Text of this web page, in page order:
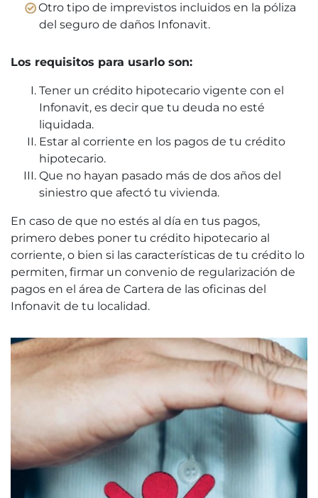
Otro tipo de imprevistos incluidos en la póliza
del seguro de daños Infonavit.
Los requisitos para usarlo son:
Tener un crédito hipotecario vigente con el
Infonavit, es decir que tu deuda no esté
liquidada.
Estar al corriente en los pagos de tu crédito
hipotecario.
Que no hayan pasado más de dos años del
siniestro que afectó tu vivienda.
En caso de que no estés al día en tus pagos,
primero debes poner tu crédito hipotecario al
corriente, o bien si las características de tu crédito lo
permiten, firmar un convenio de regularización de
pagos en el área de Cartera de las oficinas del
Infonavit de tu localidad.